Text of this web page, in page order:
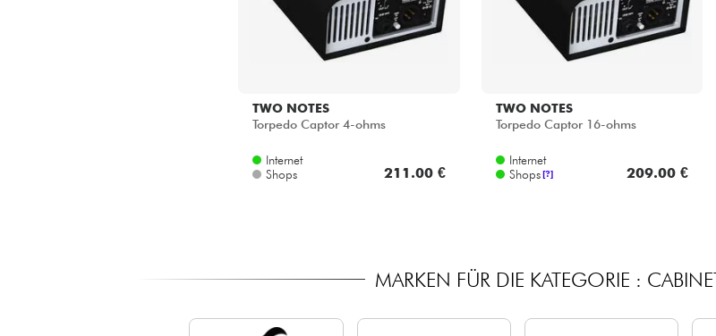
TWO NOTES
Torpedo Captor 4-ohms
Internet
Shops
211.00 €
TWO NOTES
Torpedo Captor 16-ohms
Internet
Shops [?] 209.00 €
MARKEN FÜR DIE KATEGORIE :